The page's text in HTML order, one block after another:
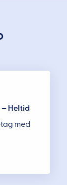
Heltid
med